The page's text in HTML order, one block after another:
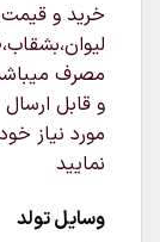
خرید و قیمت
مصرف
و قابل
مورد نیاز
نمایید
وسایل تولد